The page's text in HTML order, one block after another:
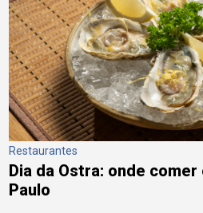
Restaurantes
Dia da Ostra: onde
Paulo